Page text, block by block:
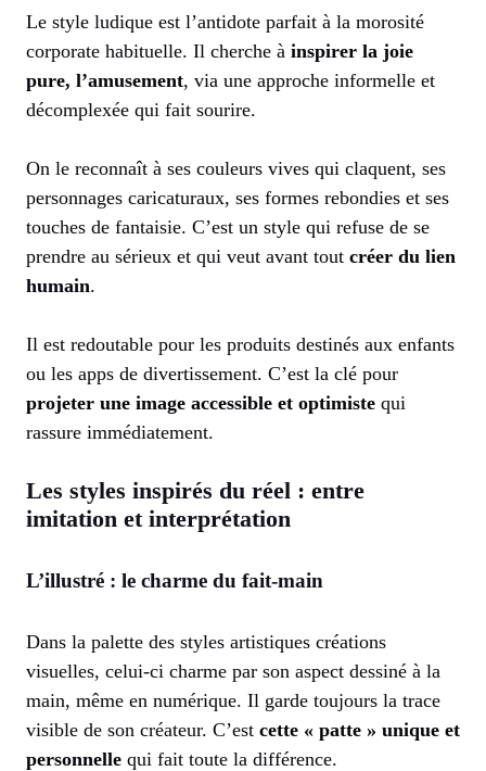
Le style ludique est l’antidote parfait à la morosité
corporate habituelle. Il cherche à inspirer la joie
pure, l’amusement, via une approche informelle et
décomplexée qui fait sourire.
On le reconnaît à ses couleurs vives qui claquent, ses
personnages caricaturaux, ses formes rebondies et ses
touches de fantaisie. C’est un style qui refuse de se
prendre au sérieux et qui veut avant tout créer du lien
humain.
Il est redoutable pour les produits destinés aux enfants
ou les apps de divertissement. C’est la clé pour
projeter une image accessible et optimiste qui
rassure immédiatement.
Les styles inspirés du réel : entre
imitation et interprétation
L’illustré : le charme du fait-main
Dans la palette des styles artistiques créations
visuelles, celui-ci charme par son aspect dessiné à la
main, même en numérique. Il garde toujours la trace
visible de son créateur. C’est cette « patte » unique et
personnelle qui fait toute la différence.